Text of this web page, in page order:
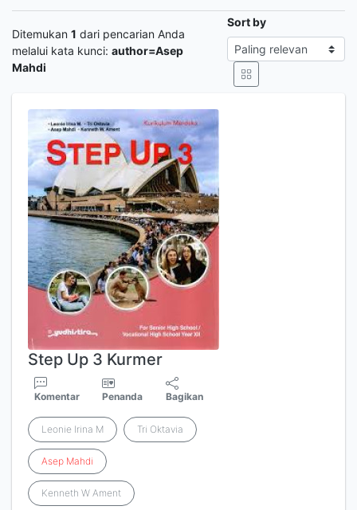
Ditemukan 1 dari pencarian Anda
melalui kata kunci: author=Asep
Mahdi
Sort by
Step Up 3 Kurmer
Komentar Penanda Bagikan
Leonie Irina M Tri Oktavia
Asep Mahdi
Kenneth W Ament